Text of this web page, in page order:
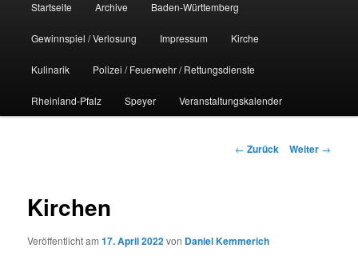
Startseite Archive Baden-Württemberg
Gewinnspiel / Verlosung Impressum Kirche
Kulinarik Polizei / Feuerwehr / Rettungsdienste
Rheinland-Pfalz Speyer Veranstaltungskalender
Beitrags-
← Zurück Weiter →
Kirchen
Veröffentlicht am17. April 2022von Daniel Kemmerich